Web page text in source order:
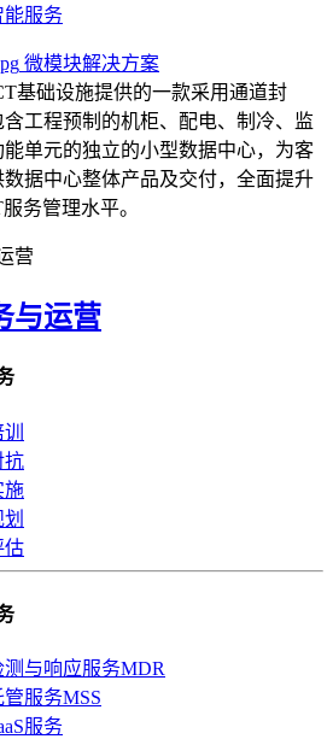
能服务
微模块解决方案
基础设施提供的一款采用通道封
含工程预制的机柜、配电、制冷、监
能单元的独立的小型数据中心，为客
数据中心整体产品及交付，全面提升
务管理水平。
营
与运营
抗
施
估
测与响应服务MDR
服务MSS
服务